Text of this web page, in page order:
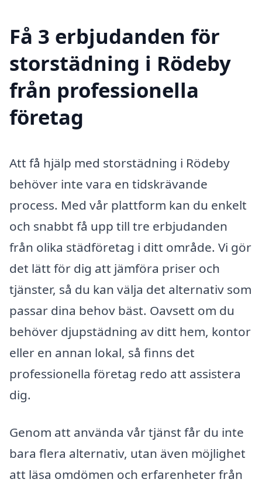
Få 3 erbjudanden för
storstädning i Rödeby
från professionella
företag
Att få hjälp med storstädning i Rödeby
behöver inte vara en tidskrävande
process. Med vår plattform kan du enkelt
och snabbt få upp till tre erbjudanden
från olika städföretag i ditt område. Vi gör
det lätt för dig att jämföra priser och
tjänster, så du kan välja det alternativ som
passar dina behov bäst. Oavsett om du
behöver djupstädning av ditt hem, kontor
eller en annan lokal, så finns det
professionella företag redo att assistera
dig.
Genom att använda vår tjänst får du inte
bara flera alternativ, utan även möjlighet
att läsa omdömen och erfarenheter från